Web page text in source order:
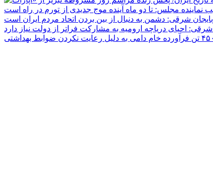
نماینده مجلس: تا دو ماه آینده موج جدیدی از تورم در راه است
شرقی: دشمن به دنبال از بین بردن اتحاد مردم ایران است
شرقی: احیای دریاچه ارومیه به مشارکت فراتر از دولت نیاز دارد